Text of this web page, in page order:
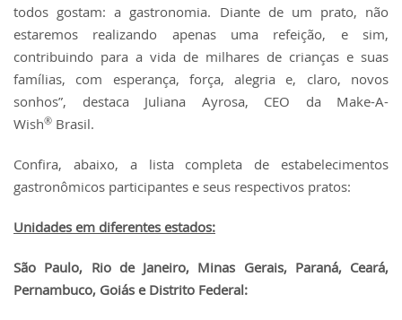
todos gostam: a gastronomia. Diante de um prato, não
estaremos realizando apenas uma refeição, e sim,
contribuindo para a vida de milhares de crianças e suas
famílias, com esperança, força, alegria e, claro, novos
sonhos”, destaca Juliana Ayrosa, CEO da Make-A-
Wish® Brasil.
Confira, abaixo, a lista completa de estabelecimentos
gastronômicos participantes e seus respectivos pratos:
Unidades em diferentes estados:
São Paulo, Rio de Janeiro, Minas Gerais, Paraná, Ceará,
Pernambuco, Goiás e Distrito Federal: